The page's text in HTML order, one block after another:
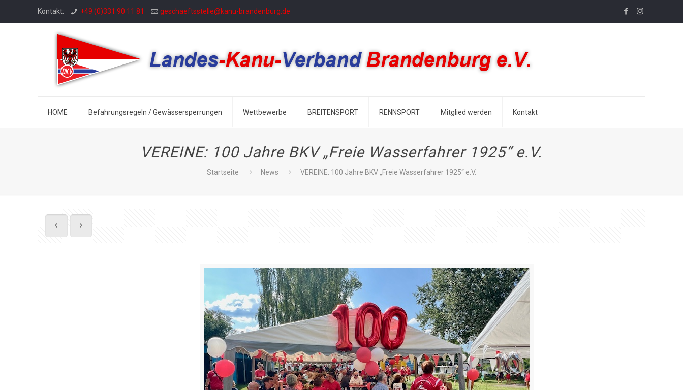
Kontakt: +49 (0)331 90 11 81 geschaeftsstelle@kanu-brandenburg.de
HOME Befahrungsregeln / Gewässersperrungen Wettbewerbe BREITENSPORT RENNSPORT Mitglied werden Kontakt
VEREINE: 100 Jahre BKV „Freie Wasserfahrer 1925“ e.V.
Startseite News VEREINE: 100 Jahre BKV „Freie Wasserfahrer 1925“ e.V.